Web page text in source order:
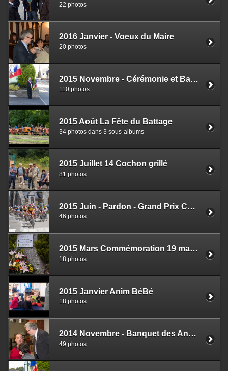
22 photos
2016 Janvier - Voeux du Maire
20 photos
2015 Novembre - Cérémonie et Banquet des Anciens
110 photos
2015 Août La Fête du Battage
34 photos dans 3 sous-albums
2015 Juillet 14 Cochon grillé
81 photos
2015 Juin - Pardon - Grand Prix Cycliste 21 juin 2015
46 photos
2015 Mars Commémoration 19 mars 1962
18 photos
2015 Janvier Anim BéBé
18 photos
2014 Novembre - Banquet des Anciens
49 photos